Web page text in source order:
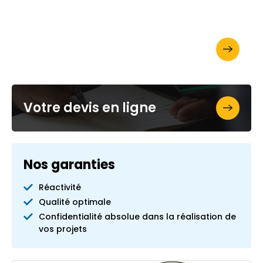
Votre devis en ligne
Nos garanties
Réactivité
Qualité optimale
Confidentialité absolue dans la réalisation de
vos projets